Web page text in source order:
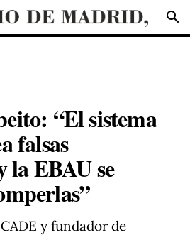
search
“El sistema
falsas
la EBAU se
y fundador de